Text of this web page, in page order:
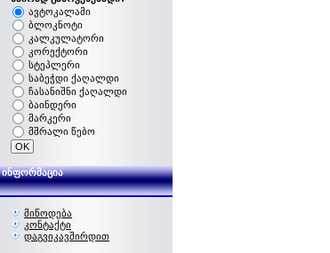
ავტოკალამი
ბლოკნოტი
კალკულატორი
კორექტორი
სტეპლერი
საბეჭდი ქაღალდი
ჩასანიშნი ქაღალდი
ბაინდერი
მარკერი
მშრალი წებო
ინფორმაცია
მიწოდება
კონტაქტი
დაგვიკავშირდით